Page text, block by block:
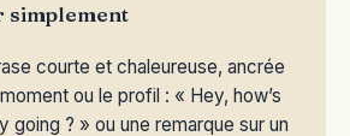
simplement
courte et chaleureuse, ancrée
ou le profil : « Hey, how’s
going ? » ou une remarque sur un